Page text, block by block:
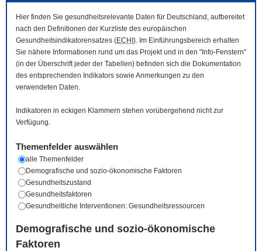
Hier finden Sie gesundheitsrelevante Daten für Deutschland, aufbereitet
nach den Definitionen der Kurzliste des europäischen
Gesundheitsindikatorensatzes (ECHI ). Im Einführungsbereich erhalten
Sie nähere Informationen rund um das Projekt und in den "Info-Fenstern"
(in der Überschrift jeder der Tabellen) befinden sich die Dokumentation
des entsprechenden Indikators sowie Anmerkungen zu den
verwendeten Daten.
Indikatoren in eckigen Klammern stehen vorübergehend nicht zur
Verfügung.
Themenfelder auswählen
alle Themenfelder
Demografische und sozio-ökonomische Faktoren
Gesundheitszustand
Gesundheitsfaktoren
Gesundheitliche Interventionen: Gesundheitsressourcen
Demografische und sozio-ökonomische
Faktoren